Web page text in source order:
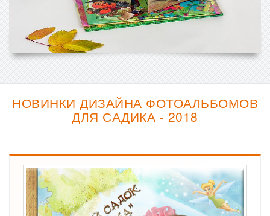
НОВИНКИ ДИЗАЙНА ФОТОАЛЬБОМОВ
ДЛЯ САДИКА - 2018